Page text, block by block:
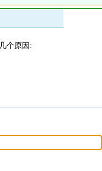
个原因: